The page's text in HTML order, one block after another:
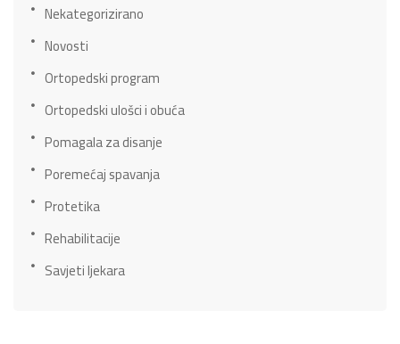
Nekategorizirano
Novosti
Ortopedski program
Ortopedski ulošci i obuća
Pomagala za disanje
Poremećaj spavanja
Protetika
Rehabilitacije
Savjeti ljekara